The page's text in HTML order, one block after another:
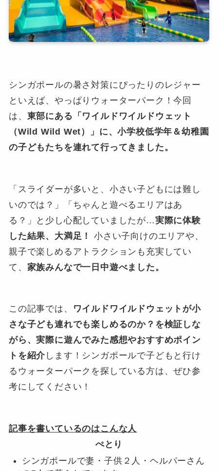
シンガポールの暑さ対策にぴったりのレジャー
といえば、やっぱりウォーターパーク！今回
は、 東部にある「ワイルドワイルドウェット
（Wild Wild Wet）」に、小学校低学年＆幼稚園
の子どもたちを連れて行ってきました。
「スライダーが多いと、小さい子どもには難し
いのでは？」「ちゃんと遊べるエリアはあ
る？」と少し心配していましたが…実際に体験
した結果、大満足！
小さい子向けのエリアや、
親子で楽しめるアトラクションも充実してい
て、 家族みんなで一日中遊べました。
この記事では、
ワイルドワイルドウェットが小
さな子ども連れでも楽しめるのか？を検証しな
がら、実際に遊んでみた感想やおすすめポイン
トを紹介 します！シンガポールで子どもと行け
るウォーターパークを探している方は、ぜひ参
考にしてください！
記事を書いているのはこんな人
ぺとり
シンガポールで妻・子供２人・ヘルパーさん